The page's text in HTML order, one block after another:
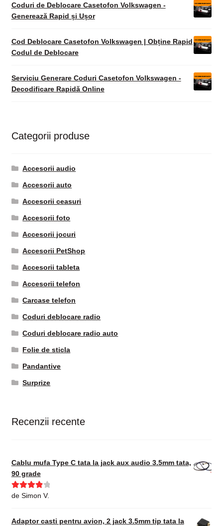
Coduri de Deblocare Casetofon Volkswagen -
Generează Rapid și Ușor
Cod Deblocare Casetofon Volkswagen | Obține Rapid
Codul de Deblocare
Serviciu Generare Coduri Casetofon Volkswagen -
Decodificare Rapidă Online
Categorii produse
Accesorii audio
Accesorii auto
Accesorii ceasuri
Accesorii foto
Accesorii jocuri
Accesorii PetShop
Accesorii tableta
Accesorii telefon
Carcase telefon
Coduri deblocare radio
Coduri deblocare radio auto
Folie de sticla
Pandantive
Surprize
Recenzii recente
Cablu mufa Type C tata la jack aux audio 3.5mm tata,
90 grade
Evaluat la
de Simon V.
Adaptor casti pentru avion, 2 jack 3.5mm tip tata la